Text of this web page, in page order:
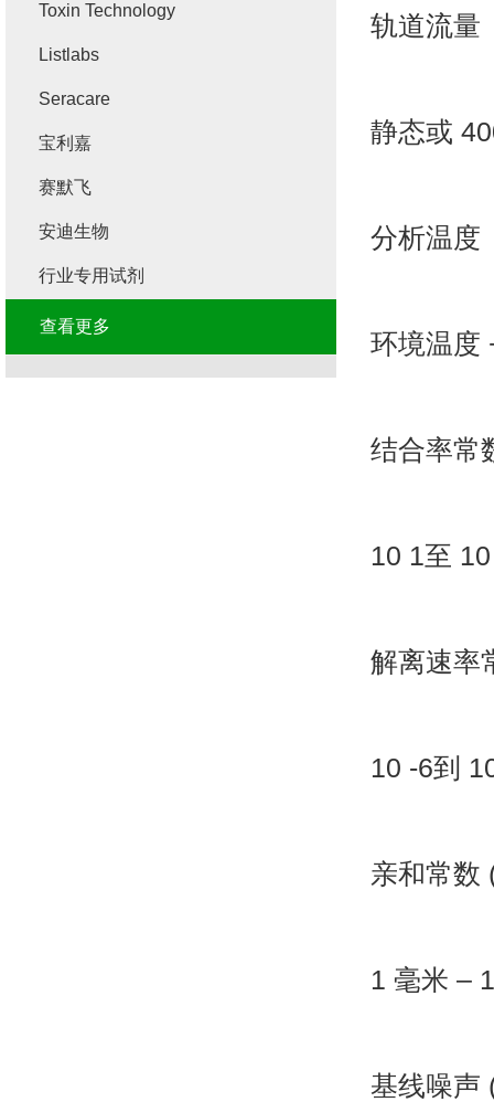
轨道流量
静态或
分析温度
环境温度
结合率常
10 1至
解离速率
10 -6到
亲和常数
1 毫米 –
基线噪声
Toxin Technology
Listlabs
Seracare
宝利嘉
赛默飞
安迪生物
行业专用试剂
查看更多